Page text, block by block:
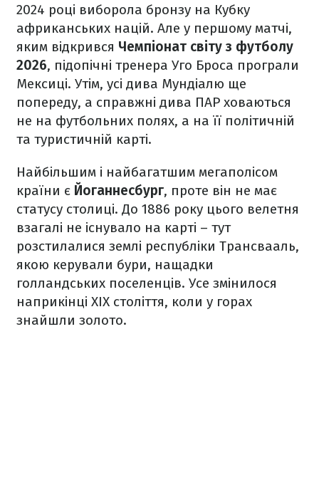
2024 році виборола бронзу на Кубку
африканських націй. Але у першому матчі,
яким відкрився Чемпіонат світу з футболу
2026, підопічні тренера Уго Броса програли
Мексиці. Утім, усі дива Мундіалю ще
попереду, а справжні дива ПАР ховаються
не на футбольних полях, а на її політичній
та туристичній карті.
Найбільшим і найбагатшим мегаполісом
країни є Йоганнесбург, проте він не має
статусу столиці. До 1886 року цього велетня
взагалі не існувало на карті – тут
розстилалися землі республіки Трансвааль,
якою керували бури, нащадки
голландських поселенців. Усе змінилося
наприкінці XIX століття, коли у горах
знайшли золото.